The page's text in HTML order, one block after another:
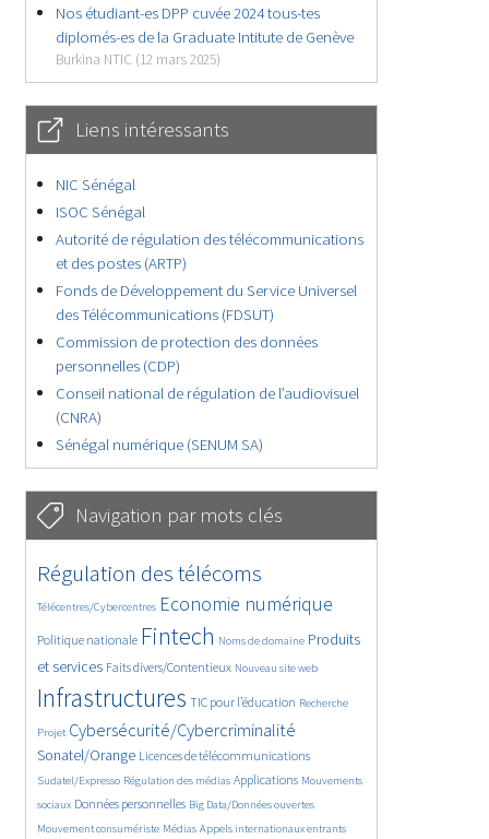
Nos étudiant-es DPP cuvée 2024 tous-tes
diplomés-es de la Graduate Intitute de Genève
Burkina NTIC (12 mars 2025)
Liens intéressants
NIC Sénégal
ISOC Sénégal
Autorité de régulation des télécommunications
et des postes (ARTP)
Fonds de Développement du Service Universel
des Télécommunications (FDSUT)
Commission de protection des données
personnelles (CDP)
Conseil national de régulation de l’audiovisuel
(CNRA)
Sénégal numérique (SENUM SA)
Navigation par mots clés
4772/5697
Régulation des télécoms
359/5697
Télécentres/Cybercentres
3800/5697 Economie numérique
1877/5697
Politique nationale
5302/5697 Fintech
683/5697
Noms de domaine
2462/5697
Produits
et services
1599/5697 Faits divers/Contentieux
851/5697 Nouveau site web
5697/5697
Infrastructures
1866/5697
TIC pour l’éducation
193/5697
Recherche
254/5697
Projet
3574/5697Cybersécurité/Cybercriminalité
2322/5697
Sonatel/Orange
1654/5697 Licences de télécommunications
296/5697
Sudatel/Expresso
1035/5697 Régulation des médias
1560/5697 Applications
1092/5697
Mouvements
sociaux
1680/5697Données personnelles
143/5697 Big Data/Données ouvertes
616/5697
Mouvement consumériste
380/5697 Médias
668/5697 Appels internationaux entrants
1754/5697